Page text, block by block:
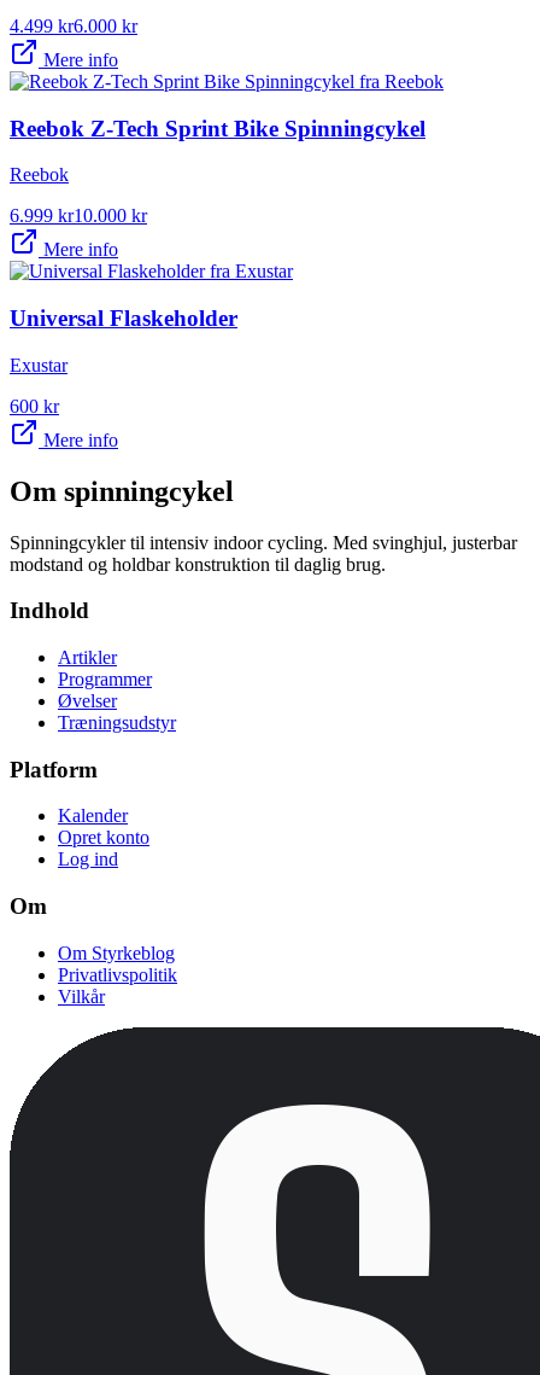
4.499 kr6.000 kr
Mere info
Reebok Z-Tech Sprint Bike Spinningcykel
Reebok
6.999 kr10.000 kr
Mere info
Universal Flaskeholder
Exustar
600 kr
Mere info
Om spinningcykel
Spinningcykler til intensiv indoor cycling. Med svinghjul, justerbar
modstand og holdbar konstruktion til daglig brug.
Indhold
Artikler
Programmer
Øvelser
Træningsudstyr
Platform
Kalender
Opret konto
Log ind
Om
Om Styrkeblog
Privatlivspolitik
Vilkår